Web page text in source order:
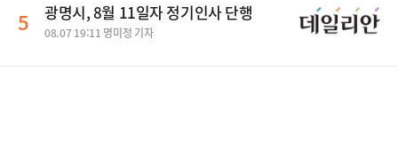
5 광명시, 8월 11일자 정기인사 단행
08.07 19:11 명미정 기자